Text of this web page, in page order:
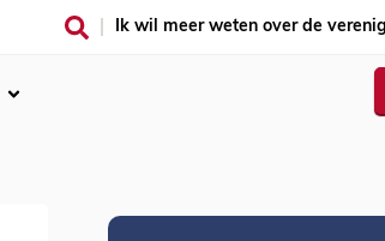
Ik wil meer weten over de